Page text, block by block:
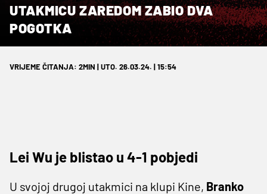
UTAKMICU ZAREDOM ZABIO DVA
POGOTKA
VRIJEME ČITANJA: 2MIN | UTO. 26.03.24. | 15:54
Lei Wu je blistao u 4-1 pobjedi
U svojoj drugoj utakmici na klupi Kine, Branko